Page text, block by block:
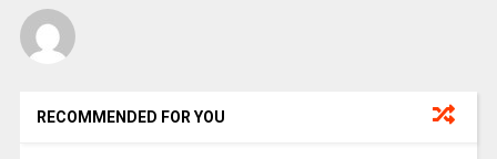
RECOMMENDED FOR YOU